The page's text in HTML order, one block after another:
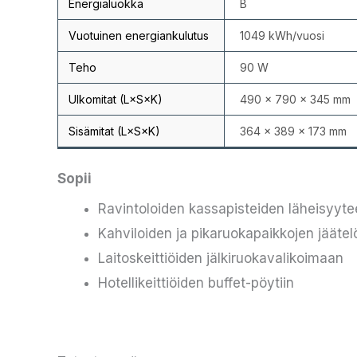
Energialuokka B
Vuotuinen energiankulutus 1049 kWh/vuosi
Teho 90 W
Ulkomitat (L×S×K) 490 × 790 × 345 mm
Sisämitat (L×S×K) 364 × 389 × 173 mm
Sopii
Ravintoloiden kassapisteiden
Kahviloiden ja pikaruokapaikkojen
Laitoskeittiöiden jälkiruokavalikoimaan
Hotellikeittiöiden buffet-pöytiin